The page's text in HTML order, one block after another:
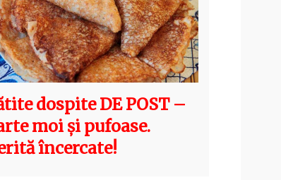
dospite DE POST –
moi și pufoase.
încercate!